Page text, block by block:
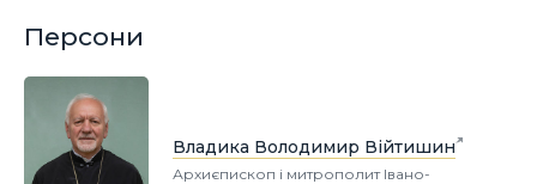
Персони
Владика Володимир Війтишин
Архиєпископ і митрополит Івано-